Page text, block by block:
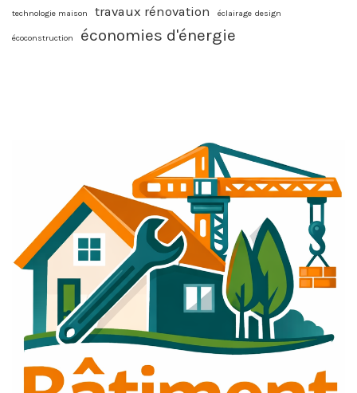
technologie maison
travaux rénovation éclairage design
écoconstruction économies d'énergie